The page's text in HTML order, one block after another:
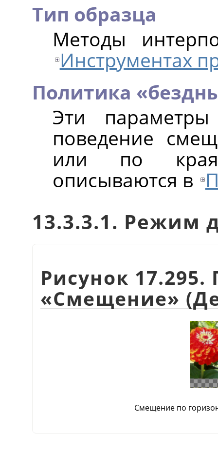
Тип образца
Методы
Инструментах
Политика
Эти параметры
поведение
или по
описываются в
13.3.3.1. Режим
Рисунок
«Смещение»
Смещение по